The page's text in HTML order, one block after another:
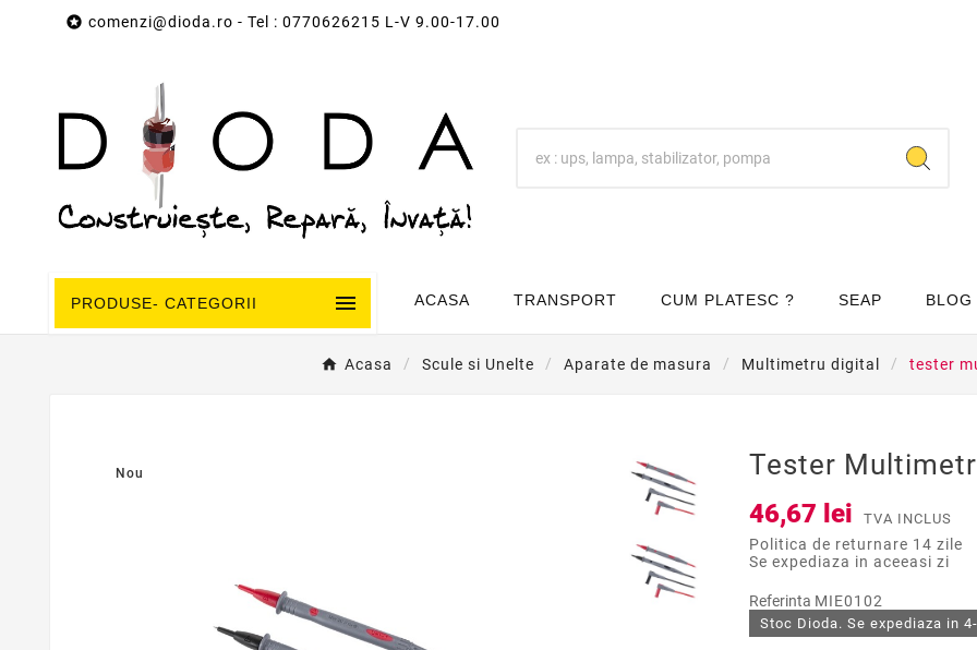
 comenzi@dioda.ro - Tel : 0770626215 L-V 9.00-17.00
PRODUSE- CATEGORII  ACASA TRANSPORT CUM PLATESC ? SEAP BLOG
Acasa Scule si Unelte Aparate de masura Multimetru digital tester
Nou Tester
46,67 lei TVA INCLUS
Politica de returnare 14 zile
Se expediaza in aceeasi zi
Referinta MIE0102
Stoc Dioda. Se expediaza in